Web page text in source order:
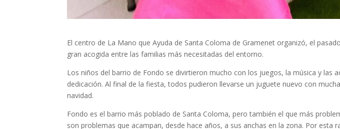
El centro de La Mano que Ayuda de Santa Coloma de Gramenet organizó, el
gran acogida entre las familias más necesitadas del entorno.
Los niños del barrio de Fondo se divirtieron mucho con los juegos, la música y
dedicación. Al final de la fiesta, todos pudieron llevarse un juguete nuevo con
navidad.
Fondo es el barrio más poblado de Santa Coloma, pero también el que más
son problemas que acampan, desde hace años, a sus anchas en la zona. Por